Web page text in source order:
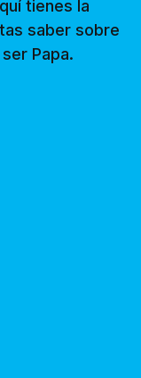
tienes la
saber sobre
Papa.